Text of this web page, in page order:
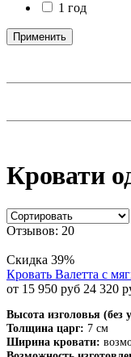
1 год
Применить
Кровати
Отзывов: 20
Скидка 39%
Кровать Валетта с
от 15 950 руб 24 320
Высота изголовья (без
Толщина царг: 7 см
Ширина кровати: